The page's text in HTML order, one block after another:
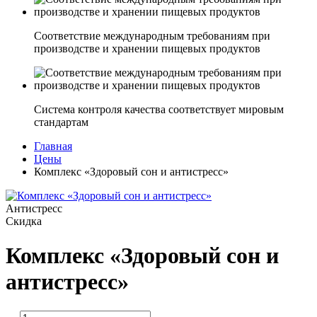
Соответствие международным требованиям при
производстве и хранении пищевых продуктов
Система контроля качества соответствует мировым
стандартам
Главная
Цены
Комплекс «Здоровый сон и антистресс»
Антистресс
Скидка
Комплекс «Здоровый сон и
антистресс»